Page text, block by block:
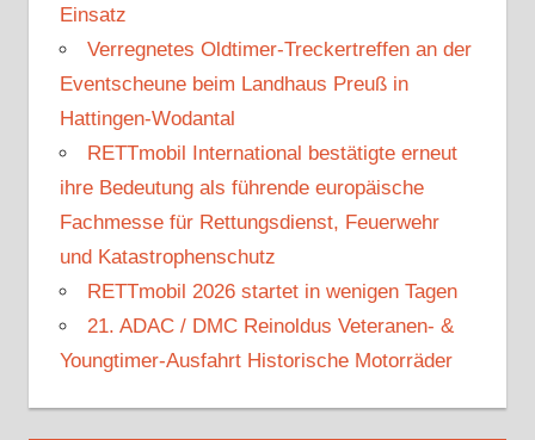
Einsatz
Verregnetes Oldtimer-Treckertreffen an der
Eventscheune beim Landhaus Preuß in
Hattingen-Wodantal
RETTmobil International bestätigte erneut
ihre Bedeutung als führende europäische
Fachmesse für Rettungsdienst, Feuerwehr
und Katastrophenschutz
RETTmobil 2026 startet in wenigen Tagen
21. ADAC / DMC Reinoldus Veteranen- &
Youngtimer-Ausfahrt Historische Motorräder